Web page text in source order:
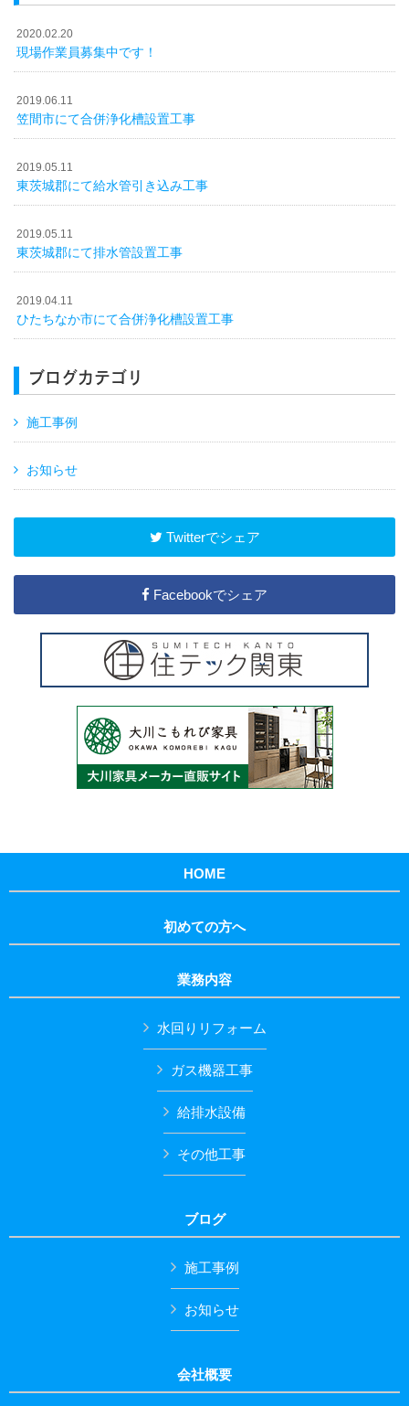
2020.02.20
現場作業員募集中です！
2019.06.11
笠間市にて合併浄化槽設置工事
2019.05.11
東茨城郡にて給水管引き込み工事
2019.05.11
東茨城郡にて排水管設置工事
2019.04.11
ひたちなか市にて合併浄化槽設置工事
ブログカテゴリ
施工事例
お知らせ
Twitterでシェア
Facebookでシェア
HOME
初めての方へ
業務内容
水回りリフォーム
ガス機器工事
給排水設備
その他工事
ブログ
施工事例
お知らせ
会社概要